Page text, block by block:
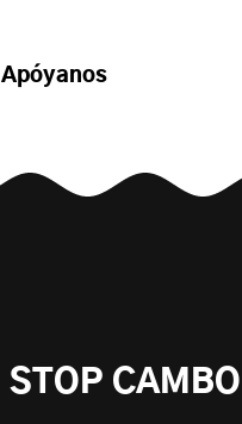
Apóyanos
STOP CAMBO